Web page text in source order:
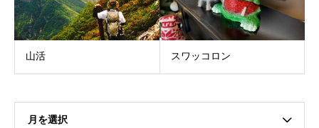
山活 スワッコロン
月を選択